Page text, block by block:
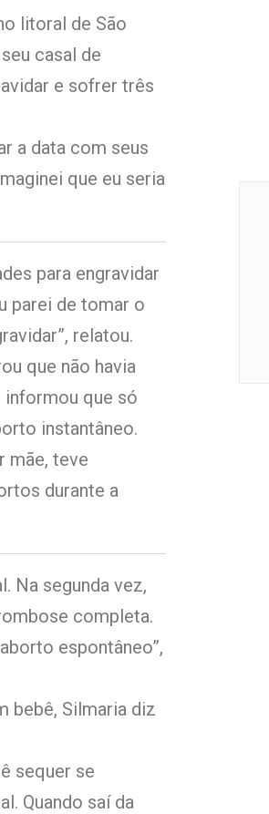
litoral de São
casal de
e sofrer três
a data com seus
que eu seria
para engravidar
parei de tomar o
relatou.
que não havia
que só
instantâneo.
mãe, teve
durante a
Na segunda vez,
completa.
espontâneo”,
bebê, Silmaria diz
sequer se
Quando saí da